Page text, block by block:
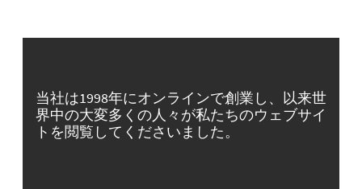
当社は1998年にオンラインで創業し、以来世
界中の大変多くの人々が私たちのウェブサイ
トを閲覧してくださいました。